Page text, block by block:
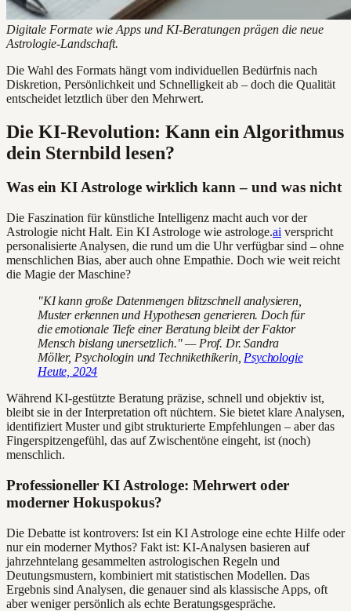
Digitale Formate wie Apps und KI-Beratungen prägen die neue
Astrologie-Landschaft.
Die Wahl des Formats hängt vom individuellen Bedürfnis nach
Diskretion, Persönlichkeit und Schnelligkeit ab – doch die Qualität
entscheidet letztlich über den Mehrwert.
Die KI-Revolution: Kann ein Algorithmus
dein Sternbild lesen?
Was ein KI Astrologe wirklich kann – und was nicht
Die Faszination für künstliche Intelligenz macht auch vor der
Astrologie nicht Halt. Ein KI Astrologe wie astrologe.ai verspricht
personalisierte Analysen, die rund um die Uhr verfügbar sind – ohne
menschlichen Bias, aber auch ohne Empathie. Doch wie weit reicht
die Magie der Maschine?
"KI kann große Datenmengen blitzschnell analysieren,
Muster erkennen und Hypothesen generieren. Doch für
die emotionale Tiefe einer Beratung bleibt der Faktor
Mensch bislang unersetzlich." — Prof. Dr. Sandra
Möller, Psychologin und Technikethikerin, Psychologie
Heute, 2024
Während KI-gestützte Beratung präzise, schnell und objektiv ist,
bleibt sie in der Interpretation oft nüchtern. Sie bietet klare Analysen,
identifiziert Muster und gibt strukturierte Empfehlungen – aber das
Fingerspitzengefühl, das auf Zwischentöne eingeht, ist (noch)
menschlich.
Professioneller KI Astrologe: Mehrwert oder
moderner Hokuspokus?
Die Debatte ist kontrovers: Ist ein KI Astrologe eine echte Hilfe oder
nur ein moderner Mythos? Fakt ist: KI-Analysen basieren auf
jahrzehntelang gesammelten astrologischen Regeln und
Deutungsmustern, kombiniert mit statistischen Modellen. Das
Ergebnis sind Analysen, die genauer sind als klassische Apps, oft
aber weniger persönlich als echte Beratungsgespräche.